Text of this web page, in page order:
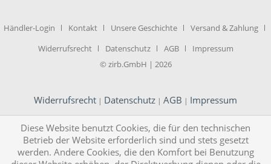
Händler-Login Kontakt Unsere Geschichte
Versand & Zahlung
Widerrufsrecht
Datenschutz AGB
Impressum
© zirb.GmbH | 2026
Widerrufsrecht | Datenschutz | AGB | Impressum
Diese Website benutzt Cookies, die für den technischen
Betrieb der Website erforderlich sind und stets gesetzt
werden. Andere Cookies, die den Komfort bei Benutzung